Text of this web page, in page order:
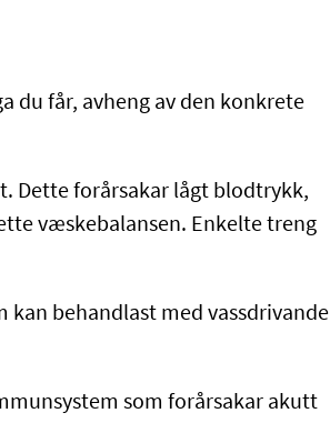
du får, avheng av den konkrete
Dette forårsakar lågt blodtrykk,
væskebalansen. Enkelte treng
kan behandlast med vassdrivande
som forårsakar akutt